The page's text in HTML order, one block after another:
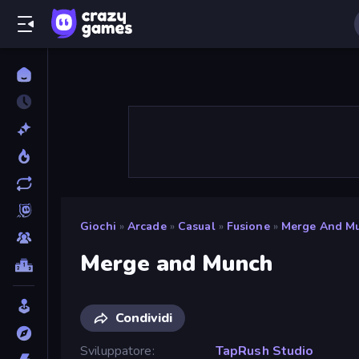
Giochi » Arcade » Casual » Fusione » Merge And
Merge and Munch
Condividi
Sviluppatore
TapRush Studio